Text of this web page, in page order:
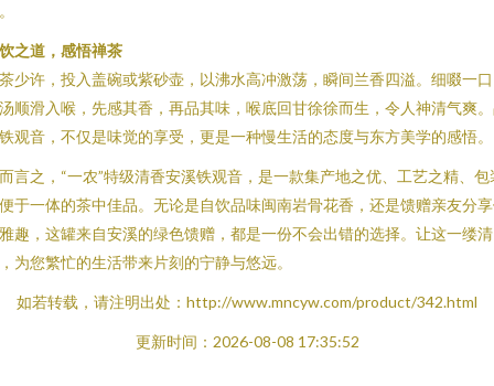
之道，感悟禅茶
少许，投入盖碗或紫砂壶，以沸水高冲激荡，瞬间兰香四溢。细啜一
顺滑入喉，先感其香，再品其味，喉底回甘徐徐而生，令人神清气爽
观音，不仅是味觉的享受，更是一种慢生活的态度与东方美学的感悟。
言之，“一农”特级清香安溪铁观音，是一款集产地之优、工艺之精、包
于一体的茶中佳品。无论是自饮品味闽南岩骨花香，还是馈赠亲友分
趣，这罐来自安溪的绿色馈赠，都是一份不会出错的选择。让这一缕清
为您繁忙的生活带来片刻的宁静与悠远。
如若转载，请注明出处：http://www.mncyw.com/product/342.html
更新时间：2026-08-08 17:35:52